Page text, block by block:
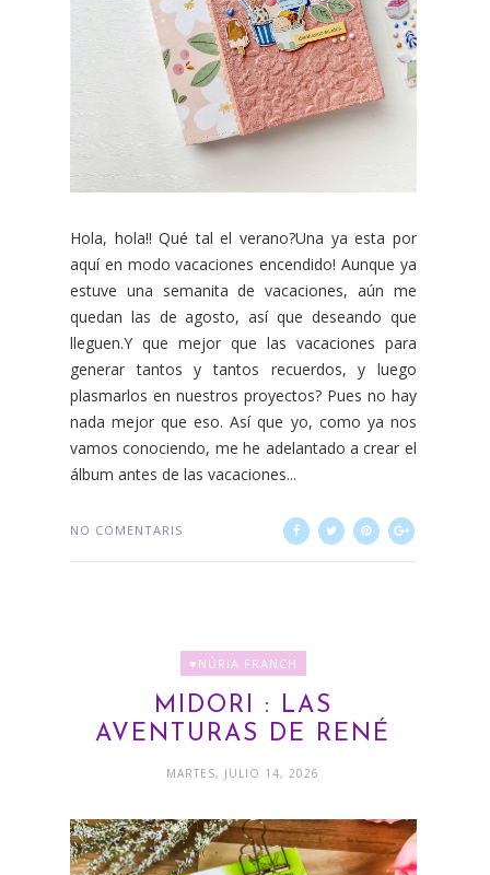
Hola, hola!! Qué tal el verano?Una ya esta por
aquí en modo vacaciones encendido! Aunque ya
estuve una semanita de vacaciones, aún me
quedan las de agosto, así que deseando que
lleguen.Y que mejor que las vacaciones para
generar tantos y tantos recuerdos, y luego
plasmarlos en nuestros proyectos? Pues no hay
nada mejor que eso. Así que yo, como ya nos
vamos conociendo, me he adelantado a crear el
álbum antes de las vacaciones...
NO COMENTARIS
♥NÚRIA FRANCH
MIDORI : LAS
AVENTURAS DE RENÉ
MARTES, JULIO 14, 2026